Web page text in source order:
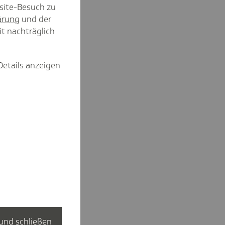
Besuch zu
und der
nachträglich
anzeigen
schließen